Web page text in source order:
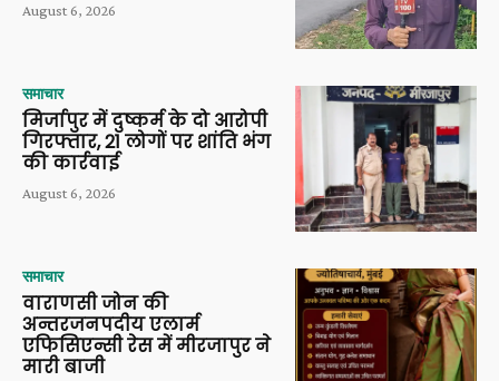
August 6, 2026
समाचार
मिर्जापुर में दुष्कर्म के दो आरोपी
गिरफ्तार, 21 लोगों पर शांति भंग
की कार्रवाई
August 6, 2026
समाचार
वाराणसी जोन की
अन्तरजनपदीय एलार्म
एफिसिएन्सी रेस में मीरजापुर ने
मारी बाजी